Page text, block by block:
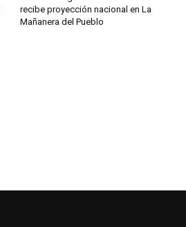
recibe proyección nacional en La
Mañanera del Pueblo